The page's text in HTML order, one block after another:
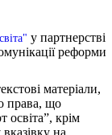
у партнерстві
реформи
матеріали,
права, що
освіта”, крім
на